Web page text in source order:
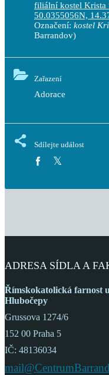
filiální kostel Krista
50.0355056N,
Označení: kostel
Barrandov)
Zařazení
Adorace
Sdílejte událost
ADRESA SÍDLA A
Římskokatolická farnost
Hlubočepy
Grussova 1274/6
152 00 Praha 5
IČ: 48136034